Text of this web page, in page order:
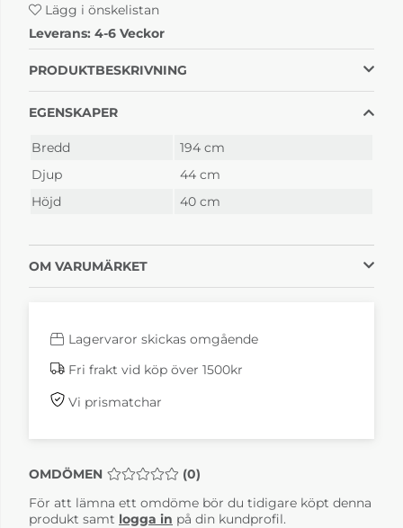
Svart ekfanér
19 299 kr
Lägg i önskelistan
Leverans: 4-6 Veckor
PRODUKTBESKRIVNING
EGENSKAPER
Bredd
194 cm
Djup
44 cm
Höjd
40 cm
OM VARUMÄRKET
Lagervaror skickas omgående
Fri frakt vid köp över 1500kr
Vi prismatchar
OMDÖMEN MEDELBETYG 0 AV 5 ANTAL BETYG 0
(0)
För att lämna ett omdöme bör du tidigare köpt denna
produkt samt logga in på din kundprofil.